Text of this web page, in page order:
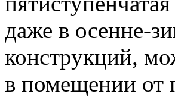
даже в осенне-
конструкций,
в помещении от